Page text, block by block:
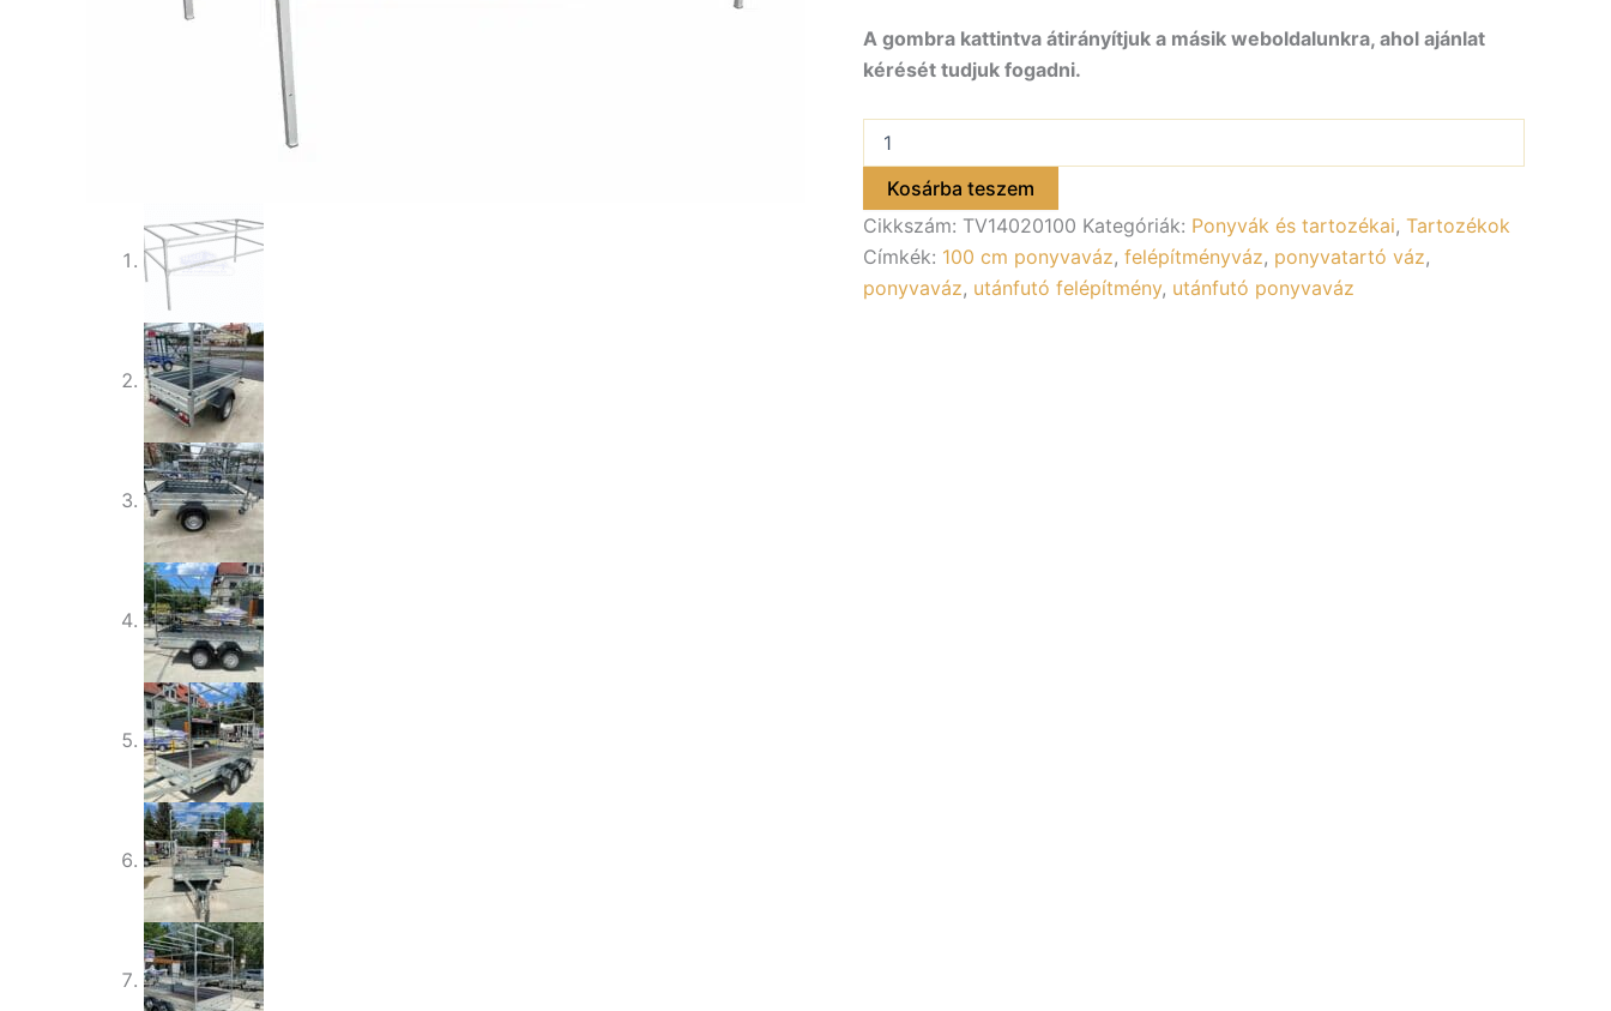
A gombra kattintva átirányítjuk a másik weboldalunkra, ahol ajánlat
kérését tudjuk fogadni.
100
cm-
ALFA
14020,
44020
Kosárba teszem
Cikkszám: TV14020100 Kategóriák: Ponyvák és tartozékai, Tartozékok
Címkék: 100 cm ponyvaváz, felépítményváz, ponyvatartó váz,
ponyvaváz, utánfutó felépítmény, utánfutó ponyvaváz